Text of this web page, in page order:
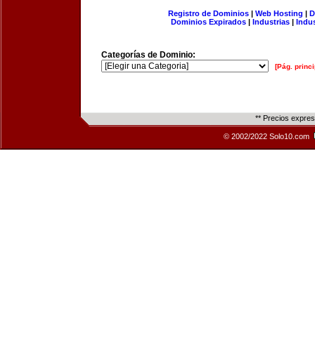
Registro de Dominios| Web Hosting |
Dominios Expirados | Industrias |
Categorías de Dominio:
[Pág.
** Precios
© 2002/2022 Solo10.com